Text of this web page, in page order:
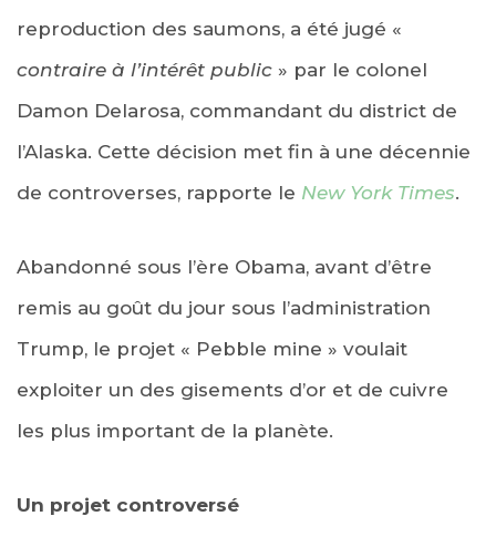
reproduction des saumons, a été jugé «
contraire à l’intérêt public » par le colonel
Damon Delarosa, commandant du district de
l’Alaska. Cette décision met fin à une décennie
de controverses, rapporte le New York Times.
Abandonné sous l’ère Obama, avant d’être
remis au goût du jour sous l’administration
Trump, le projet « Pebble mine » voulait
exploiter un des gisements d’or et de cuivre
les plus important de la planète.
Un projet controversé